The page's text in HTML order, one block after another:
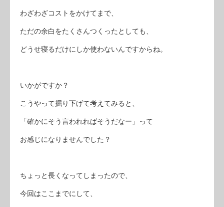
わざわざコストをかけてまで、
ただの余白をたくさんつくったとしても、
どうせ寝るだけにしか使わないんですからね。
いかがですか？
こうやって掘り下げて考えてみると、
「確かにそう言われればそうだなー」って
お感じになりませんでした？
ちょっと長くなってしまったので、
今回はここまでにして、